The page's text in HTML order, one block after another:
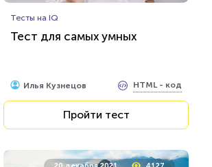
Тесты на IQ
Тест для самых умных
Илья Кузнецов HTML - код
Пройти тест